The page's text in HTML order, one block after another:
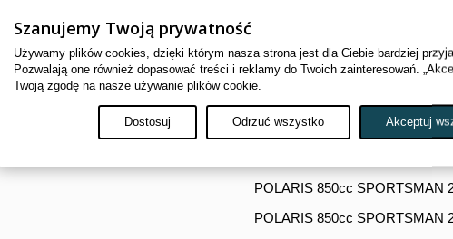
POLARIS 550cc SPORTSMAN
POLARIS 550cc SPORTSMAN
POLARIS 850cc SPORTSMAN
POLARIS 850cc SPORTSMAN
Szanujemy Twoją prywatność
Używamy plików cookies, dzięki którym nasza strona jest dla Ciebie bardziej
Pozwalają one również dopasować treści i reklamy do Twoich zainteresowań.
Twoją zgodę na nasze używanie plików cookie.
Dostosuj Odrzuć wszystko Akceptuj